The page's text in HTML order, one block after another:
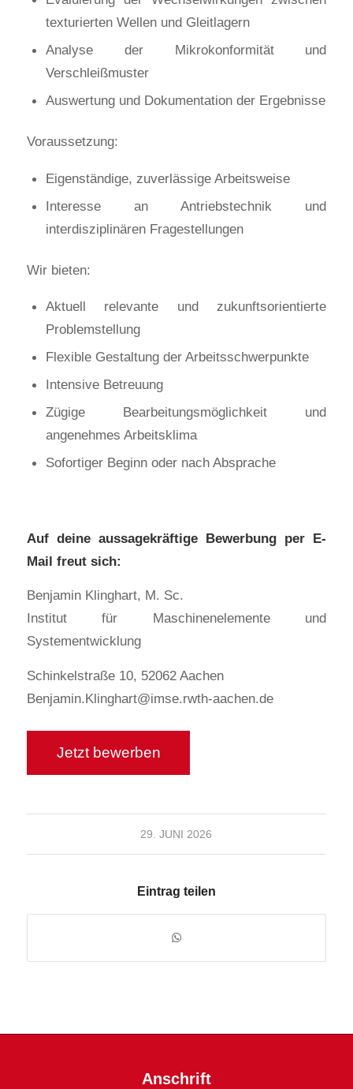
texturierten Wellen und Gleitlagern
Analyse der Mikrokonformität und
Verschleißmuster
Auswertung und Dokumentation der Ergebnisse
Voraussetzung:
Eigenständige, zuverlässige Arbeitsweise
Interesse an Antriebstechnik und
interdisziplinären Fragestellungen
Wir bieten:
Aktuell relevante und zukunftsorientierte
Problemstellung
Flexible Gestaltung der Arbeitsschwerpunkte
Intensive Betreuung
Zügige Bearbeitungsmöglichkeit und
angenehmes Arbeitsklima
Sofortiger Beginn oder nach Absprache
Auf deine aussagekräftige Bewerbung per E-
Mail freut sich:
Benjamin Klinghart, M. Sc.
Institut für Maschinenelemente und
Systementwicklung
Schinkelstraße 10, 52062 Aachen
Benjamin.Klinghart@imse.rwth-aachen.de
29. JUNI 2026
Eintrag teilen
Anschrift